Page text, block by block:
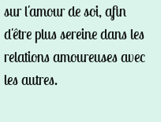
sur l'amour de soi, afin
d'être plus sereine dans les
relations amoureuses avec
lesautres.